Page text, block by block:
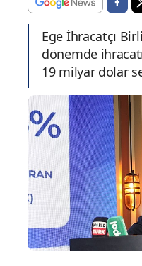
Ege İhracatçı
dönemde
19 milyar dolar